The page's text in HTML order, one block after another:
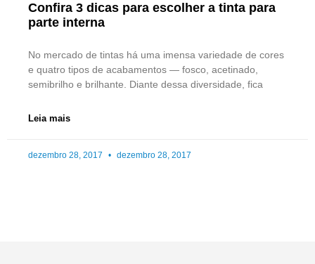
Confira 3 dicas para escolher a tinta para
parte interna
No mercado de tintas há uma imensa variedade de cores
e quatro tipos de acabamentos — fosco, acetinado,
semibrilho e brilhante. Diante dessa diversidade, fica
Leia mais
dezembro 28, 2017 dezembro 28, 2017